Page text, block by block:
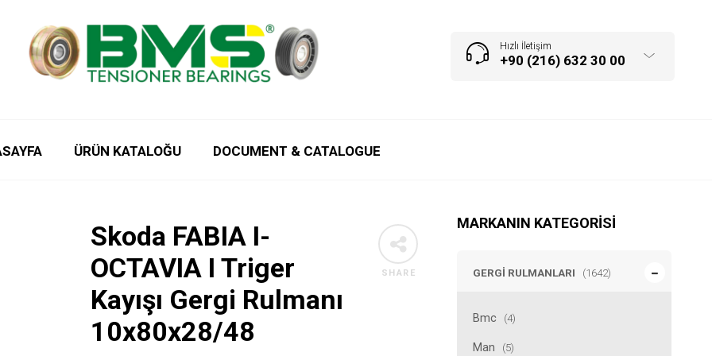
Hızlı İletişim
+90 (216) 632 30 00
ÜRÜN KATALOĞU DOCUMENT & CATALOGUE
MARKANIN KATEGORISI
GERGI RULMANLARI (1642)
Bmc (4)
Man (5)
SHARE
Skoda FABIA I-
OCTAVIA I Triger
Kayışı Gergi Rulmanı
10x80x28/48